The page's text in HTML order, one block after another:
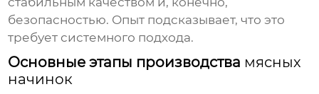
безопасностью. Опыт подсказывает, что это
требует системного подхода.
Основные этапы производства мясных
начинок